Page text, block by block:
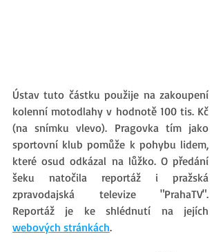
Ústav tuto částku použije na zakoupení
kolenní motodlahy v hodnotě 100 tis. Kč
(na snímku vlevo). Pragovka tím jako
sportovní klub pomůže k pohybu lidem,
které osud odkázal na lůžko. O předání
šeku natočila reportáž i pražská
zpravodajská televize "PrahaTV".
webových stránkách.